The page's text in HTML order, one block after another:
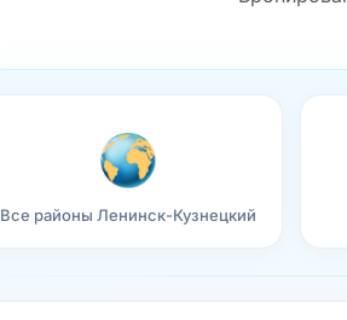
Все районы Ленинск-Кузнецкий